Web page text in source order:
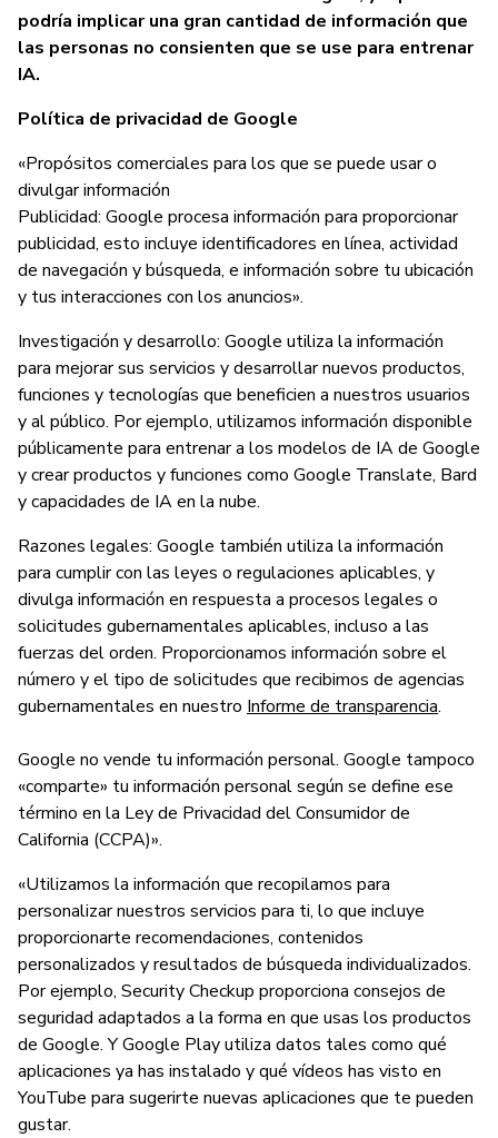
podría implicar una gran cantidad de información que
las personas no consienten que se use para entrenar
IA.
Política de privacidad de Google
«Propósitos comerciales para los que se puede usar o
divulgar información
Publicidad: Google procesa información para proporcionar
publicidad, esto incluye identificadores en línea, actividad
de navegación y búsqueda, e información sobre tu ubicación
y tus interacciones con los anuncios».
Investigación y desarrollo: Google utiliza la información
para mejorar sus servicios y desarrollar nuevos productos,
funciones y tecnologías que beneficien a nuestros usuarios
y al público. Por ejemplo, utilizamos información disponible
públicamente para entrenar a los modelos de IA de Google
y crear productos y funciones como Google Translate, Bard
y capacidades de IA en la nube.
Razones legales: Google también utiliza la información
para cumplir con las leyes o regulaciones aplicables, y
divulga información en respuesta a procesos legales o
solicitudes gubernamentales aplicables, incluso a las
fuerzas del orden. Proporcionamos información sobre el
número y el tipo de solicitudes que recibimos de agencias
gubernamentales en nuestro Informe de transparencia.
Google no vende tu información personal. Google tampoco
«comparte» tu información personal según se define ese
término en la Ley de Privacidad del Consumidor de
California (CCPA)».
«Utilizamos la información que recopilamos para
personalizar nuestros servicios para ti, lo que incluye
proporcionarte recomendaciones, contenidos
personalizados y resultados de búsqueda individualizados.
Por ejemplo, Security Checkup proporciona consejos de
seguridad adaptados a la forma en que usas los productos
de Google. Y Google Play utiliza datos tales como qué
aplicaciones ya has instalado y qué vídeos has visto en
YouTube para sugerirte nuevas aplicaciones que te pueden
gustar.